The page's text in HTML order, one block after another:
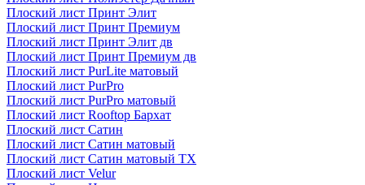
Плоский лист Принт Элит
Плоский лист Принт Премиум
Плоский лист Принт Элит дв
Плоский лист Принт Премиум дв
Плоский лист PurLite матовый
Плоский лист PurPro
Плоский лист PurPro матовый
Плоский лист Rooftop Бархат
Плоский лист Сатин
Плоский лист Сатин матовый
Плоский лист Сатин матовый TX
Плоский лист Velur